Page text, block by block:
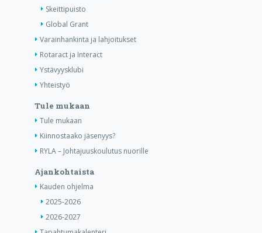
Skeittipuisto
Global Grant
Varainhankinta ja lahjoitukset
Rotaract ja Interact
Ystävyysklubi
Yhteistyö
Tule mukaan
Tule mukaan
Kiinnostaako jäsenyys?
RYLA – Johtajuuskoulutus nuorille
Ajankohtaista
Kauden ohjelma
2025-2026
2026-2027